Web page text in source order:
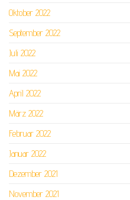
Oktober 2022
September 2022
Juli 2022
Mai 2022
April 2022
März 2022
Februar 2022
Januar 2022
Dezember 2021
November 2021